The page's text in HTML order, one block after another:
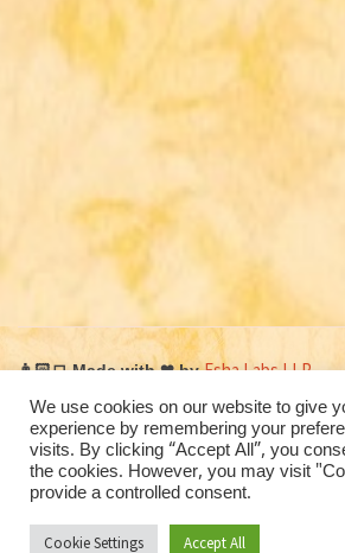
👨🏻‍💻 Made with❤byEsha Labs LLP
© Mundkur
2026
We use cookies on our website to give
experience by remembering your
visits. By clicking “Accept All”, you
the cookies. However, you may visit
provide a controlled consent.
Cookie Settings Accept All